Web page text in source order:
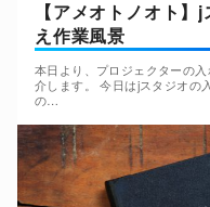
【アメオトノオト
え作業風景
本日より、プロジェクターの
介します。 今日はjスタジオ
の…